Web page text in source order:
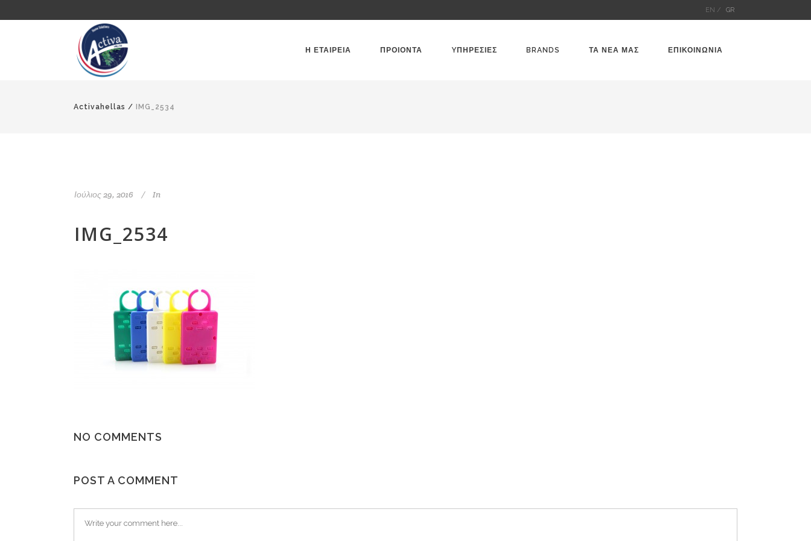
EN / GR
Η ΕΤΑΙΡΕΙΑ ΠΡΟΙΟΝΤΑ YΠΗΡΕΣΙΕΣ BRANDS ΤΑ ΝΕΑ ΜΑΣ ΕΠΙΚΟΙΝΩΝΙΑ
Activahellas / IMG_2534
Ιούλιος 29, 2016 In
IMG_2534
NO COMMENTS
POST A COMMENT